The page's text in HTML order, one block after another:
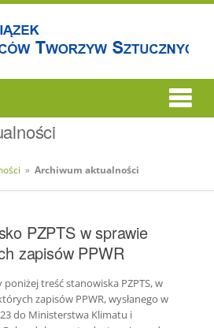
» Archiwum aktualności
PZPTS w sprawie
zapisów PPWR
treść stanowiska PZPTS, w
zapisów PPWR, wysłanego w
do Ministerstwa Klimatu i